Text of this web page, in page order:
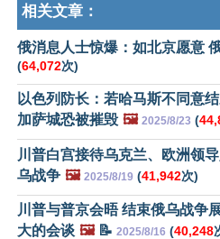
相关文章：
俄消息人士惊爆：如北京愿意
(64,072次)
以色列防长：若哈马斯不同意
加萨城恐被摧毁 🖼️ 2025/8/23 (
川普白宫接待乌克兰、欧洲领
乌战争 🖼️ 2025/8/19 (41,942次)
川普与普京会晤 结束俄乌战争
大的会谈 🖼️📝 2025/8/16 (40,248